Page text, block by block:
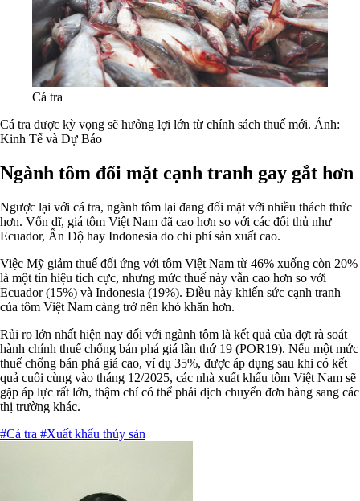
Cá tra
Cá tra được kỳ vọng sẽ hưởng lợi lớn từ chính sách thuế mới. Ảnh:
Kinh Tế và Dự Báo
Ngành tôm đối mặt cạnh tranh gay gắt hơn
Ngược lại với cá tra, ngành tôm lại đang đối mặt với nhiều thách thức
hơn. Vốn dĩ, giá tôm Việt Nam đã cao hơn so với các đối thủ như
Ecuador, Ấn Độ hay Indonesia do chi phí sản xuất cao.
Việc Mỹ giảm thuế đối ứng với tôm Việt Nam từ 46% xuống còn 20%
là một tín hiệu tích cực, nhưng mức thuế này vẫn cao hơn so với
Ecuador (15%) và Indonesia (19%). Điều này khiến sức cạnh tranh
của tôm Việt Nam càng trở nên khó khăn hơn.
Rủi ro lớn nhất hiện nay đối với ngành tôm là kết quả của đợt rà soát
hành chính thuế chống bán phá giá lần thứ 19 (POR19). Nếu một mức
thuế chống bán phá giá cao, ví dụ 35%, được áp dụng sau khi có kết
quả cuối cùng vào tháng 12/2025, các nhà xuất khẩu tôm Việt Nam sẽ
gặp áp lực rất lớn, thậm chí có thể phải dịch chuyển đơn hàng sang các
thị trường khác.
#Cá tra #Xuất khẩu thủy sản